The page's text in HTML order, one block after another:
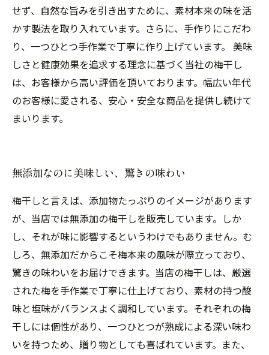
せず、自然な旨みを引き出すために、素材本来の味を活
かす製法を取り入れています。さらに、手作りにこだわ
り、一つひとつ手作業で丁寧に作り上げています。 美味
しさと健康効果を追求する理念に基づく当社の梅干し
は、お客様から高い評価を頂いております。幅広い年代
のお客様に愛される、安心・安全な商品を提供し続けて
まいります。
無添加なのに美味しい、驚きの味わい
梅干しと言えば、添加物たっぷりのイメージがあります
が、当店では無添加の梅干しを販売しています。しか
し、それが味に影響するというわけでもありません。む
しろ、無添加だからこそ梅本来の風味が際立っており、
驚きの味わいをお届けできます。当店の梅干しは、厳選
された梅を手作業で丁寧に仕上げており、素材の持つ酸
味と塩味がバランスよく調和しています。それぞれの梅
干しには個性があり、一つひとつが熟成による深い味わ
いを持つため、贈り物としても喜ばれています。また、